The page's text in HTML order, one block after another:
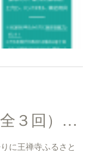
おうちパン基本講座（全３回）@たまプラーザ「3丁目カフェ」開催のお知らせ☆
に王禅寺ふるさと